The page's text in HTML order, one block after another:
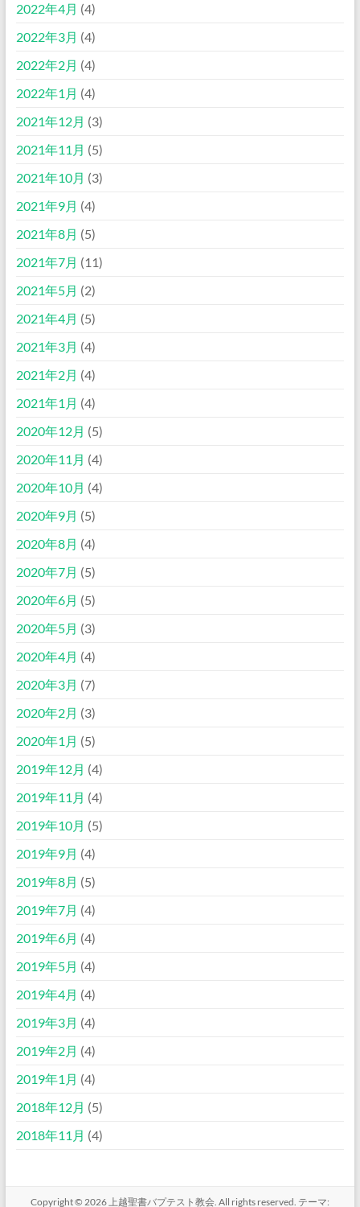
2022年4月 (4)
2022年3月 (4)
2022年2月 (4)
2022年1月 (4)
2021年12月 (3)
2021年11月 (5)
2021年10月 (3)
2021年9月 (4)
2021年8月 (5)
2021年7月 (11)
2021年5月 (2)
2021年4月 (5)
2021年3月 (4)
2021年2月 (4)
2021年1月 (4)
2020年12月 (5)
2020年11月 (4)
2020年10月 (4)
2020年9月 (5)
2020年8月 (4)
2020年7月 (5)
2020年6月 (5)
2020年5月 (3)
2020年4月 (4)
2020年3月 (7)
2020年2月 (3)
2020年1月 (5)
2019年12月 (4)
2019年11月 (4)
2019年10月 (5)
2019年9月 (4)
2019年8月 (5)
2019年7月 (4)
2019年6月 (4)
2019年5月 (4)
2019年4月 (4)
2019年3月 (4)
2019年2月 (4)
2019年1月 (4)
2018年12月 (5)
2018年11月 (4)
Copyright © 2026上越聖書バプテスト教会. All rights reserved. テーマ: